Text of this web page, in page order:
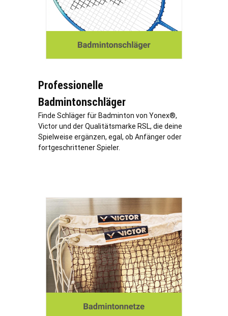
Professionelle
Badmintonschläger
Finde Schläger für Badminton von Yonex®,
Victor und der Qualitätsmarke RSL, die deine
Spielweise ergänzen, egal, ob Anfänger oder
fortgeschrittener Spieler.